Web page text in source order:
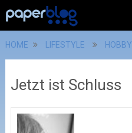
HOME LIFESTYLE HOBBY
Jetzt ist Schluss